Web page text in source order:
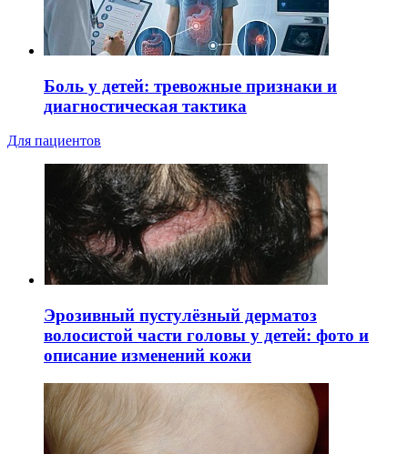
Боль у детей: тревожные признаки и
диагностическая тактика
Для пациентов
Эрозивный пустулёзный дерматоз
волосистой части головы у детей: фото и
описание изменений кожи